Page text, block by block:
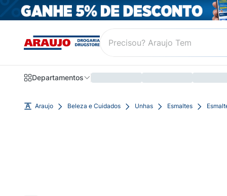
Departamentos
Araujo Beleza e Cuidados Unhas Esmaltes